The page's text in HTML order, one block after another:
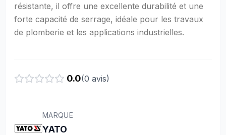
résistante, il offre une excellente durabilité et une
forte capacité de serrage, idéale pour les travaux
de plomberie et les applications industrielles.
0.0(0 avis)
MARQUE
YATO